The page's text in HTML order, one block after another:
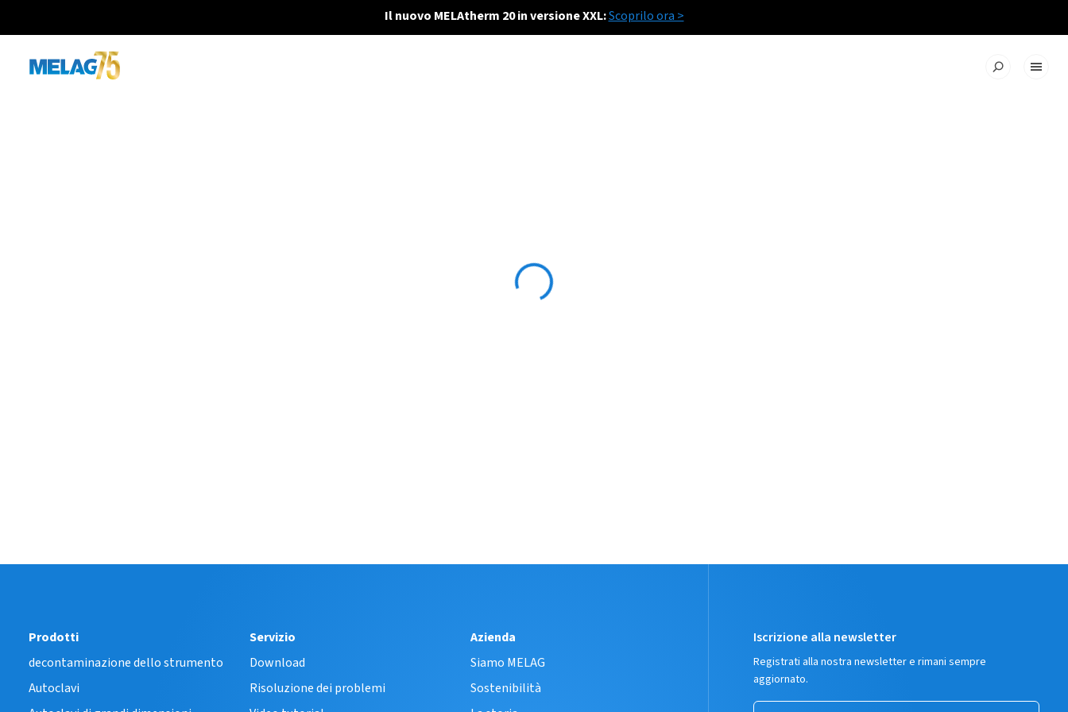
Il nuovo MELAtherm 20 in versione XXL:Scoprilo ora >
Iscrizione alla newsletter
Registrati alla nostra newsletter e rimani sempre
aggiornato.
Prodotti
decontaminazione dello strumento
Autoclavi
Servizio
Download
Risoluzione dei problemi
Azienda
Siamo MELAG
Sostenibilità